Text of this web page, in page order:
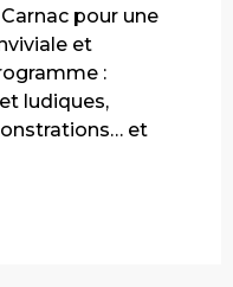
pour une
et
:
ludiques,
et